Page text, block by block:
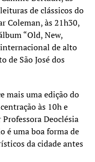
de clássicos do
Coleman, às 21h30,
“Old, New,
de alto
de São José dos
mais uma edição do
às 10h e
Deoclésia
é uma boa forma de
da cidade antes